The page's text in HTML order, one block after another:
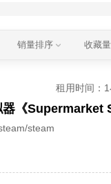
销量排序 收藏
租用时间 ：
器《Supermarket
steam